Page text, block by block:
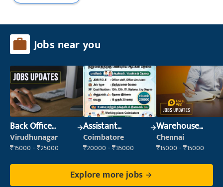
Jobs near you
Back Office
Executive
(Administration)
Virudhunagar
₹15000 - ₹25000
Assistant
Manager
Coimbatore
₹20000 - ₹35000
Warehouse
Supervisor
(Warehouse &
Chennai
₹15000 - ₹15000
Explore more jobs